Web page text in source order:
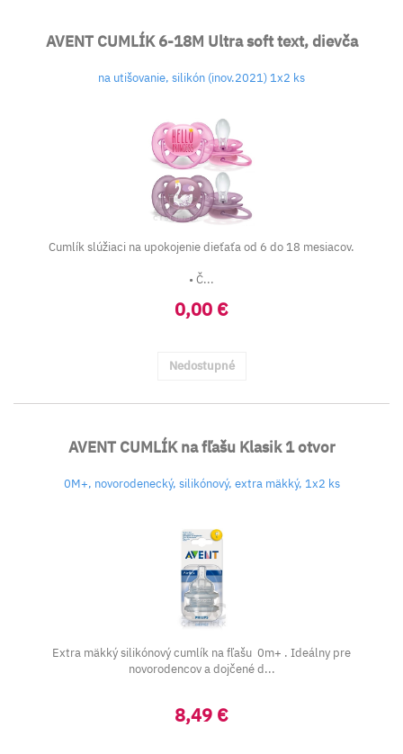
AVENT CUMLÍK 6-18M Ultra soft text, dievča
na utišovanie, silikón (inov.2021) 1x2 ks
Cumlík slúžiaci na upokojenie dieťaťa od 6 do 18 mesiacov.
• Č...
0,00 €
Nedostupné
AVENT CUMLÍK na fľašu Klasik 1 otvor
0M+, novorodenecký, silikónový, extra mäkký, 1x2 ks
Extra mäkký silikónový cumlík na fľašu 0m+ . Ideálny pre
novorodencov a dojčené d...
8,49 €